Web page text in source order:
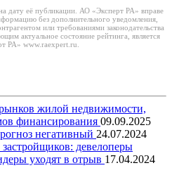
дату её публикации. АО «Эксперт РА» вправе
без дополнительного уведомления,
или требованиями законодательства
актуальное состояние рейтинга, является
РА» www.raexpert.ru.
жилой недвижимости,
финансирования 09.09.2025
негативный 24.07.2024
девелоперы
уходят в отрыв 17.04.2024